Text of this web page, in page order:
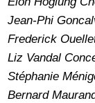
Jean-Phi
Frederick
Liz Vandal
Stéphanie
Bernard